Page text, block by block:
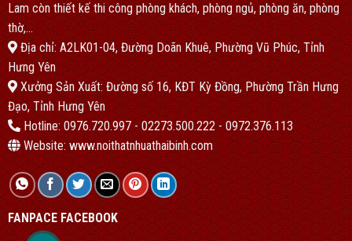
Lam còn thiết kế thi công phòng khách, phòng ngủ, phòng ăn, phòng
thờ,…
Địa chỉ: A2LK01-04, Đường Doãn Khuê, Phường Vũ Phúc, Tỉnh
Hưng Yên
Xưởng Sản Xuất: Đường số 16, KĐT Kỳ Đồng, Phường Trần Hưng
Đạo, Tỉnh Hưng Yên
Hotline: 0976.720.997 - 02273.500.222 - 0972.376.113
Website: www.noithatnhuathaibinh.com
FANPACE FACEBOOK